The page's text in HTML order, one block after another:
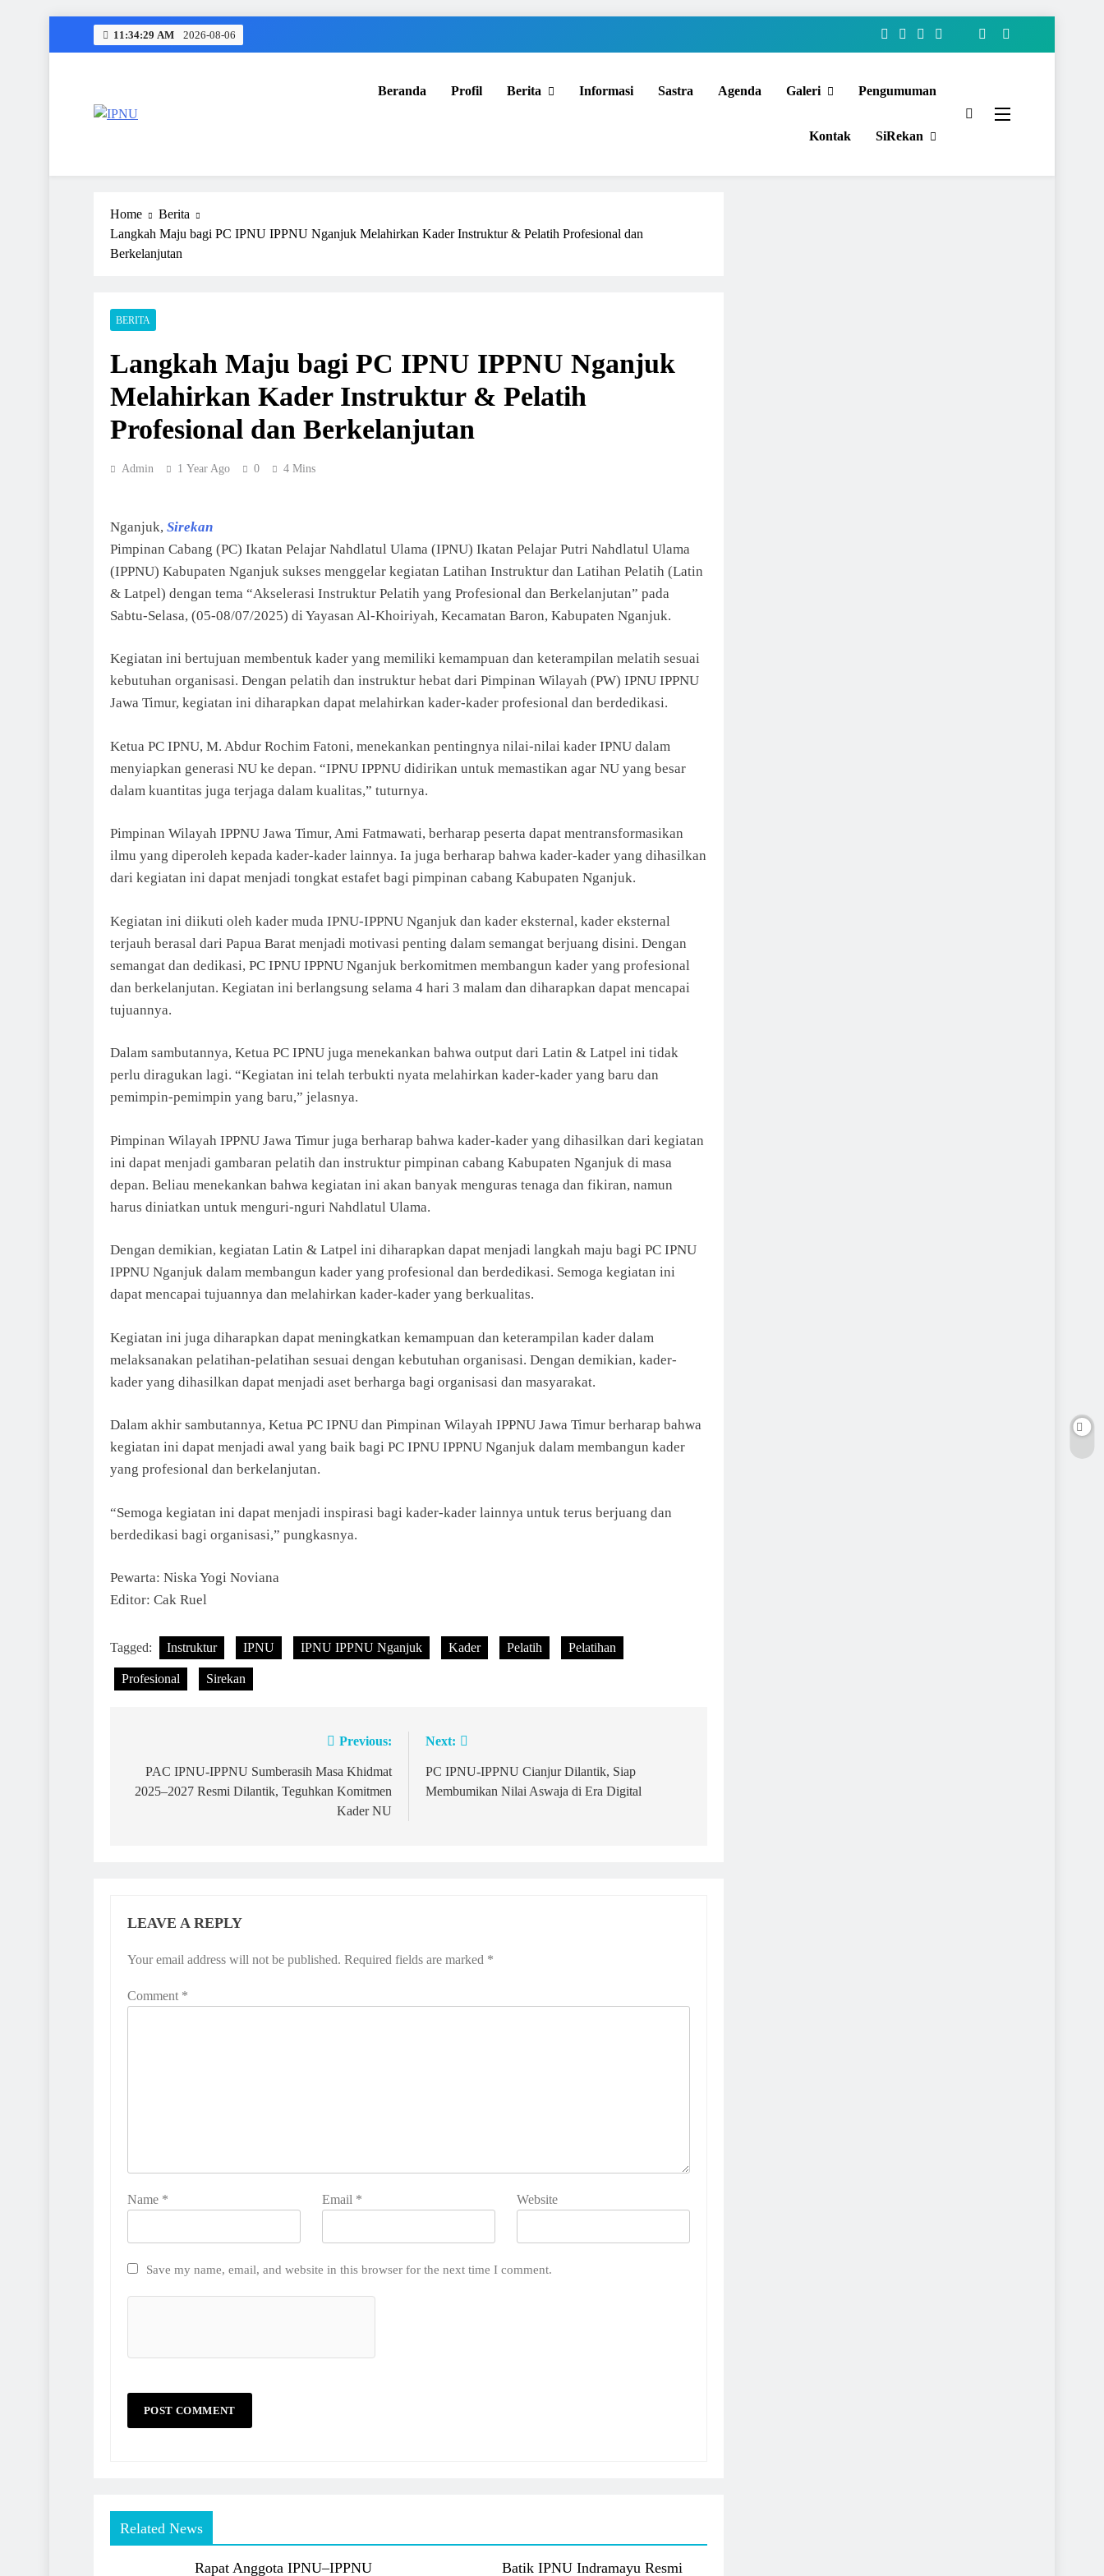
11:34:30 AM 2026-08-06
Beranda Profil Berita Informasi Sastra Agenda Galeri Pengumuman
Kontak SiRekan
Home
Berita
Langkah Maju bagi PC IPNU IPPNU Nganjuk Melahirkan Kader Instruktur & Pelatih Profesional dan
Berkelanjutan
BERITA
Langkah Maju bagi PC IPNU IPPNU Nganjuk
Melahirkan Kader Instruktur & Pelatih
Profesional dan Berkelanjutan
Admin 1 Year Ago 0 4 Mins
Nganjuk, Sirekan
Pimpinan Cabang (PC) Ikatan Pelajar Nahdlatul Ulama (IPNU) Ikatan Pelajar Putri Nahdlatul Ulama
(IPPNU) Kabupaten Nganjuk sukses menggelar kegiatan Latihan Instruktur dan Latihan Pelatih (Latin
& Latpel) dengan tema “Akselerasi Instruktur Pelatih yang Profesional dan Berkelanjutan” pada
Sabtu-Selasa, (05-08/07/2025) di Yayasan Al-Khoiriyah, Kecamatan Baron, Kabupaten Nganjuk.
Kegiatan ini bertujuan membentuk kader yang memiliki kemampuan dan keterampilan melatih sesuai
kebutuhan organisasi. Dengan pelatih dan instruktur hebat dari Pimpinan Wilayah (PW) IPNU IPPNU
Jawa Timur, kegiatan ini diharapkan dapat melahirkan kader-kader profesional dan berdedikasi.
Ketua PC IPNU, M. Abdur Rochim Fatoni, menekankan pentingnya nilai-nilai kader IPNU dalam
menyiapkan generasi NU ke depan. “IPNU IPPNU didirikan untuk memastikan agar NU yang besar
dalam kuantitas juga terjaga dalam kualitas,” tuturnya.
Pimpinan Wilayah IPPNU Jawa Timur, Ami Fatmawati, berharap peserta dapat mentransformasikan
ilmu yang diperoleh kepada kader-kader lainnya. Ia juga berharap bahwa kader-kader yang dihasilkan
dari kegiatan ini dapat menjadi tongkat estafet bagi pimpinan cabang Kabupaten Nganjuk.
Kegiatan ini diikuti oleh kader muda IPNU-IPPNU Nganjuk dan kader eksternal, kader eksternal
terjauh berasal dari Papua Barat menjadi motivasi penting dalam semangat berjuang disini. Dengan
semangat dan dedikasi, PC IPNU IPPNU Nganjuk berkomitmen membangun kader yang profesional
dan berkelanjutan. Kegiatan ini berlangsung selama 4 hari 3 malam dan diharapkan dapat mencapai
tujuannya.
Dalam sambutannya, Ketua PC IPNU juga menekankan bahwa output dari Latin & Latpel ini tidak
perlu diragukan lagi. “Kegiatan ini telah terbukti nyata melahirkan kader-kader yang baru dan
pemimpin-pemimpin yang baru,” jelasnya.
Pimpinan Wilayah IPPNU Jawa Timur juga berharap bahwa kader-kader yang dihasilkan dari kegiatan
ini dapat menjadi gambaran pelatih dan instruktur pimpinan cabang Kabupaten Nganjuk di masa
depan. Beliau menekankan bahwa kegiatan ini akan banyak menguras tenaga dan fikiran, namun
harus diniatkan untuk menguri-nguri Nahdlatul Ulama.
Dengan demikian, kegiatan Latin & Latpel ini diharapkan dapat menjadi langkah maju bagi PC IPNU
IPPNU Nganjuk dalam membangun kader yang profesional dan berdedikasi. Semoga kegiatan ini
dapat mencapai tujuannya dan melahirkan kader-kader yang berkualitas.
Kegiatan ini juga diharapkan dapat meningkatkan kemampuan dan keterampilan kader dalam
melaksanakan pelatihan-pelatihan sesuai dengan kebutuhan organisasi. Dengan demikian, kader-
kader yang dihasilkan dapat menjadi aset berharga bagi organisasi dan masyarakat.
Dalam akhir sambutannya, Ketua PC IPNU dan Pimpinan Wilayah IPPNU Jawa Timur berharap bahwa
kegiatan ini dapat menjadi awal yang baik bagi PC IPNU IPPNU Nganjuk dalam membangun kader
yang profesional dan berkelanjutan.
“Semoga kegiatan ini dapat menjadi inspirasi bagi kader-kader lainnya untuk terus berjuang dan
berdedikasi bagi organisasi,” pungkasnya.
Pewarta: Niska Yogi Noviana
Editor: Cak Ruel
Tagged: Instruktur IPNU IPNU IPPNU Nganjuk Kader Pelatih Pelatihan
Profesional Sirekan
navigation
Previous:
PAC IPNU-IPPNU Sumberasih Masa Khidmat
2025–2027 Resmi Dilantik, Teguhkan Komitmen
Kader NU
Next:
PC IPNU-IPPNU Cianjur Dilantik, Siap
Membumikan Nilai Aswaja di Era Digital
LEAVE A REPLY
Your email address will not be published. Required fields are marked *
Comment *
Name * Email * Website
Save my name, email, and website in this browser for the next time I comment.
Related News
Rapat Anggota IPNU–IPPNU Batik IPNU Indramayu Resmi